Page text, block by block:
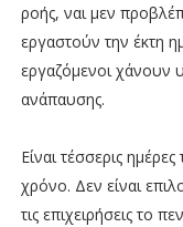
ροής, ναι μεν
εργαστούν την έκτη
εργαζόμενοι χάνουν
ανάπαυσης.
Είναι τέσσερις
χρόνο. Δεν είναι
τις επιχειρήσεις το